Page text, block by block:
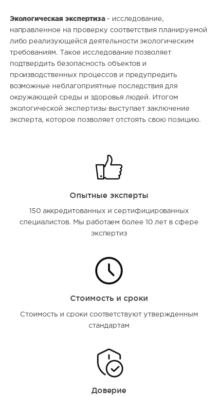
Экологическая экспертиза- исследование,
направленное на проверку соответствия планируемой
либо реализующейся деятельности экологическим
требованиям. Такое исследование позволяет
подтвердить безопасность объектов и
производственных процессов и предупредить
возможные неблагоприятные последствия для
окружающей среды и здоровья людей. Итогом
экологической экспертизы выступает заключение
эксперта, которое позволяет отстоять свою позицию.
Опытные эксперты
150 аккредитованных и сертифицированных
специалистов. Мы работаем более 10 лет в сфере
экспертиз
Стоимость и сроки
Стоимость и сроки соответствуют утвержденным
стандартам
Доверие